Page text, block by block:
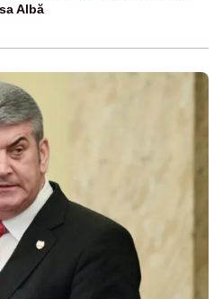
Albă